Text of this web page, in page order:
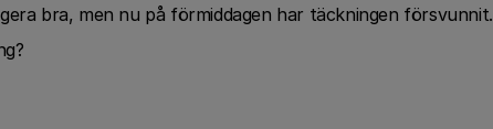
bra, men nu på förmiddagen har täckningen försvunnit.